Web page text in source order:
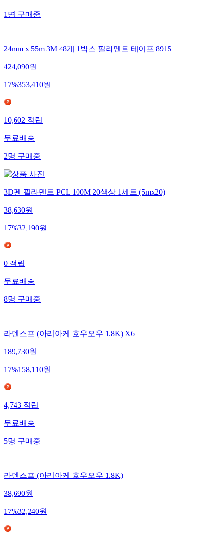
1 명 구매중
24mm x 55m 3M 48개 1박스 필라멘트 테이프 8915
424,090원
17%353,410원
10,602 적립
무료배송
2명 구매중
3D펜 필라멘트 PCL 100M 20색상 1세트 (5mx20)
38,630원
17%32,190원
0 적립
무료배송
8명 구매중
라멘스프 (아리아케 호우오우 1.8K) X6
189,730원
17%158,110원
4,743 적립
무료배송
5명 구매중
라멘스프 (아리아케 호우오우 1.8K)
38,690원
17%32,240원